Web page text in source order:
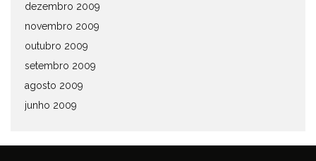
dezembro 2009
novembro 2009
outubro 2009
setembro 2009
agosto 2009
junho 2009